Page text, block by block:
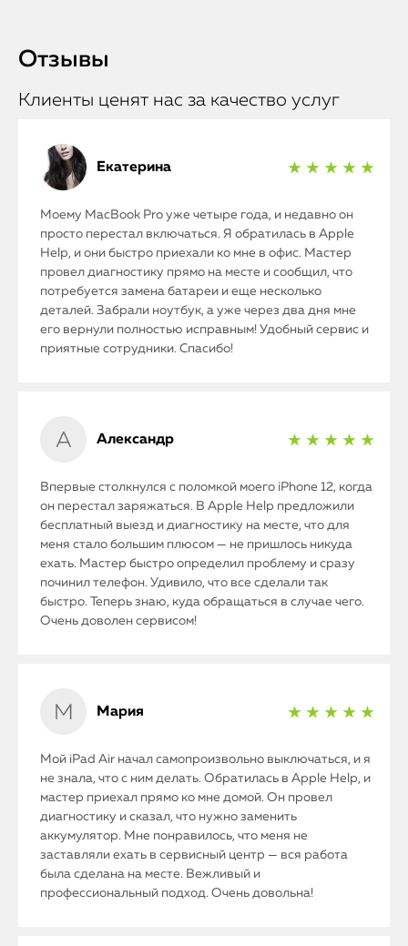
Отзывы
Клиенты ценят нас за качество услуг
Екатерина ★ ★ ★ ★ ★
Моему MacBook Pro уже четыре года, и недавно он
просто перестал включаться. Я обратилась в Apple
Help, и они быстро приехали ко мне в офис. Мастер
провел диагностику прямо на месте и сообщил, что
потребуется замена батареи и еще несколько
деталей. Забрали ноутбук, а уже через два дня мне
его вернули полностью исправным! Удобный сервис и
приятные сотрудники. Спасибо!
Александр ★ ★ ★ ★ ★
Впервые столкнулся с поломкой моего iPhone 12, когда
он перестал заряжаться. В Apple Help предложили
бесплатный выезд и диагностику на месте, что для
меня стало большим плюсом — не пришлось никуда
ехать. Мастер быстро определил проблему и сразу
починил телефон. Удивило, что все сделали так
быстро. Теперь знаю, куда обращаться в случае чего.
Очень доволен сервисом!
Мария ★ ★ ★ ★ ★
Мой iPad Air начал самопроизвольно выключаться, и я
не знала, что с ним делать. Обратилась в Apple Help, и
мастер приехал прямо ко мне домой. Он провел
диагностику и сказал, что нужно заменить
аккумулятор. Мне понравилось, что меня не
заставляли ехать в сервисный центр — вся работа
была сделана на месте. Вежливый и
профессиональный подход. Очень довольна!